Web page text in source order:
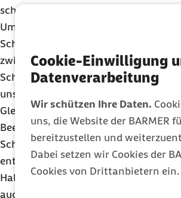
Cookie-Einwilligung
Datenverarbeitung
Wir schützen Ihre Daten.
uns, die Website der BARMER
bereitzustellen und
Dabei setzen wir Cookies der
Cookies von Drittanbietern ein.
schnell vorüber, wie er gekommen ist.
Umständen kann aber auch eine
Schwindel verursachen. „Mediziner
zwischen vestibulärem und nicht-
Schwindel. Der vestibuläre Schwindel
unstimmige Informationen zwischen
Gleichgewichtsorganen und Gehirn
Beeinträchtigung zurück. Nicht-
Schwindel hat seine Ursache jenseits
entsteht zum Beispiel aufgrund eines
Halswirbelsäulen-Syndroms,
auch nur wegen neuen